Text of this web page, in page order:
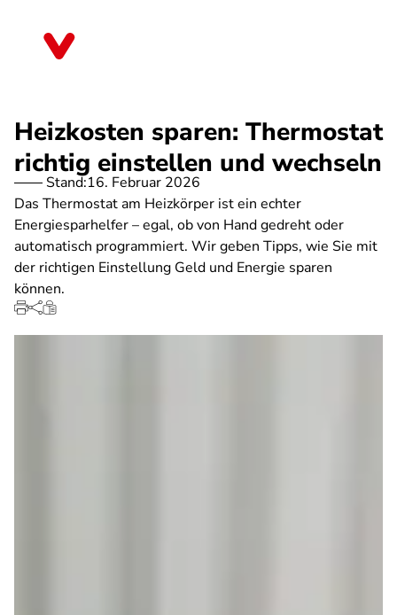
Heizkosten sparen: Thermostat
richtig einstellen und wechseln
Stand:16. Februar 2026
Das Thermostat am Heizkörper ist ein echter
Energiesparhelfer – egal, ob von Hand gedreht oder
automatisch programmiert. Wir geben Tipps, wie Sie mit
der richtigen Einstellung Geld und Energie sparen
können.